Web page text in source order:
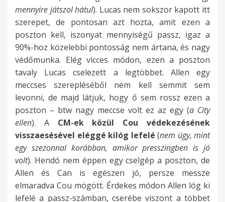
mennyire játszol hátul). Lucas nem sokszor kapott itt
szerepet, de pontosan azt hozta, amit ezen a
poszton kell, iszonyat mennyiségű passz, igaz a
90%-hoz közelebbi pontosság nem ártana, és nagy
védőmunka. Elég vicces módon, ezen a poszton
tavaly Lucas cselezett a legtöbbet. Allen egy
meccses szerepléséből nem kell semmit sem
levonni, de majd látjuk, hogy ő sem rossz ezen a
poszton – btw nagy meccse volt ez az egy (a City
ellen). A CM-ek közül Cou védekezésének
visszaesésével eléggé kilóg lefelé (nem úgy, mint
egy szezonnal korábban, amikor presszingben is jó
volt). Hendó nem éppen egy cselgép a poszton, de
Allen és Can is egészen jó, persze messze
elmaradva Cou mögött. Érdekes módon Allen lóg ki
lefelé a passz-számban, cserébe viszont a többet